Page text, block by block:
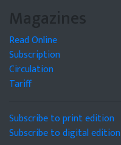
Magazines
Read Online
Subscription
Circulation
Tariff
Subscribe to print edition
Subscribe to digital edition